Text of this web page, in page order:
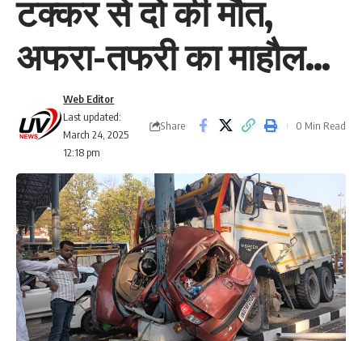
टक्कर से दो की मौत,
अफरा-तफरी का माहौल…
Last updated:
March 24, 2025
12:18 pm
Web Editor
Share 0 Min Read